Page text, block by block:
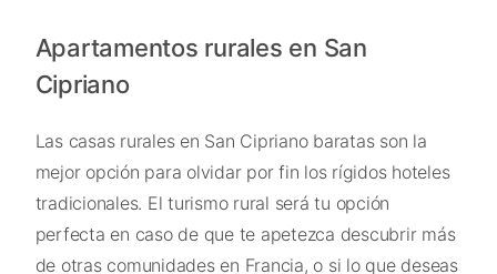
Apartamentos rurales en San
Cipriano
Las casas rurales en San Cipriano baratas son la
mejor opción para olvidar por fin los rígidos hoteles
tradicionales. El turismo rural será tu opción
perfecta en caso de que te apetezca descubrir más
de otras comunidades en Francia, o si lo que deseas